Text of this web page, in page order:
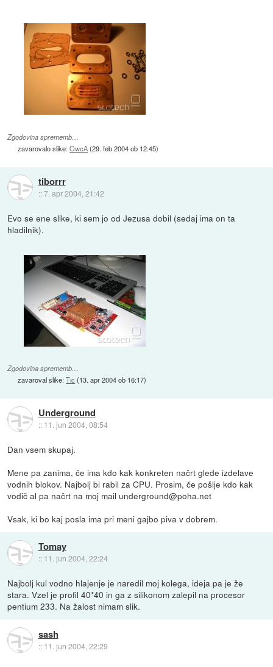
Zgodovina sprememb…
zavarovalo slike:OwcA(29. feb 2004 ob 12:45)
tiborrr
::7. apr 2004, 21:42
Evo se ene slike, ki sem jo od Jezusa dobil (sedaj ima on ta
hladilnik).
Zgodovina sprememb…
zavaroval slike:Tic (13. apr 2004 ob 16:17)
Underground
:: 11. jun 2004, 08:54
Dan vsem skupaj.
Mene pa zanima, če ima kdo kak konkreten načrt glede izdelave
vodnih blokov. Najbolj bi rabil za CPU. Prosim, če pošlje kdo kak
vodič al pa načrt na moj mail underground@poha.net
Vsak, ki bo kaj posla ima pri meni gajbo piva v dobrem.
Tomay
:: 11. jun 2004, 22:24
Najbolj kul vodno hlajenje je naredil moj kolega, ideja pa je že
stara. Vzel je profil 40*40 in ga z silikonom zalepil na procesor
pentium 233. Na žalost nimam slik.
sash
:: 11. jun 2004, 22:29